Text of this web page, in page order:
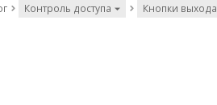
Контроль доступа Кнопки выхода